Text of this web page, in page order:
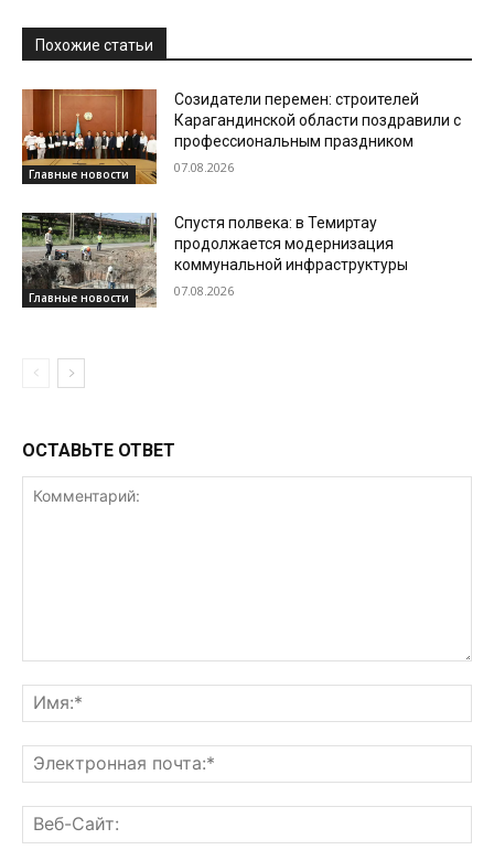
Похожие статьи
Главные новости
Созидатели перемен: строителей
Карагандинской области поздравили с
профессиональным праздником
07.08.2026
Главные новости
Спустя полвека: в Темиртау
продолжается модернизация
коммунальной инфраструктуры
07.08.2026
ОСТАВЬТЕ ОТВЕТ